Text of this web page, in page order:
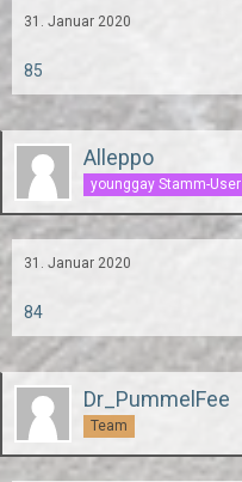
31. Januar 2020
85
Alleppo
younggay Stamm-User
31. Januar 2020
84
Dr_PummelFee
Team